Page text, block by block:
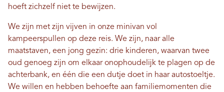
hoeft zichzelf niet te bewijzen.
We zijn met zijn vijven in onze minivan vol
kampeerspullen op deze reis. We zijn, naar alle
maatstaven, een jong gezin: drie kinderen, waarvan twee
oud genoeg zijn om elkaar onophoudelijk te plagen op de
achterbank, en één die een dutje doet in haar autostoeltje.
We willen en hebben behoefte aan familiemomenten die